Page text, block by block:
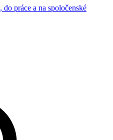
práce a na spoločenské